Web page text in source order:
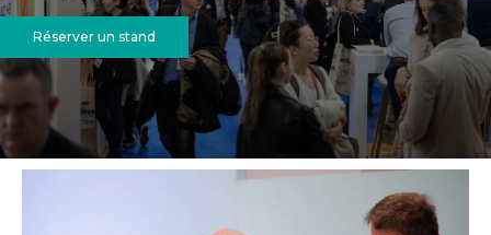
Réserver un stand